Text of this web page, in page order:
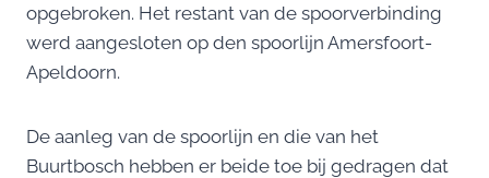
opgebroken. Het restant van de spoorverbinding
werd aangesloten op den spoorlijn Amersfoort-
Apeldoorn.
De aanleg van de spoorlijn en die van het
Buurtbosch hebben er beide toe bij gedragen dat